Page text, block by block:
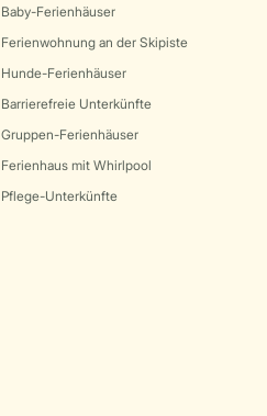
Baby-Ferienhäuser
Ferienwohnung an der Skipiste
Hunde-Ferienhäuser
Barrierefreie Unterkünfte
Gruppen-Ferienhäuser
Ferienhaus mit Whirlpool
Pflege-Unterkünfte